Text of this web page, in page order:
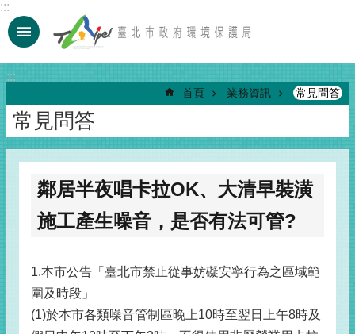
跳到主要內容區塊
:::
:::
首頁 業務資訊 常見問答
常見問答
鄰居半夜唱卡拉OK、大清早裝潢
施工產生噪音，是否有法可管?
1.本市公告「臺北市禁止從事妨礙安寧行為之區域範
圍及時段」
(1)於本市各類噪音管制區晚上10時至翌日上午8時及